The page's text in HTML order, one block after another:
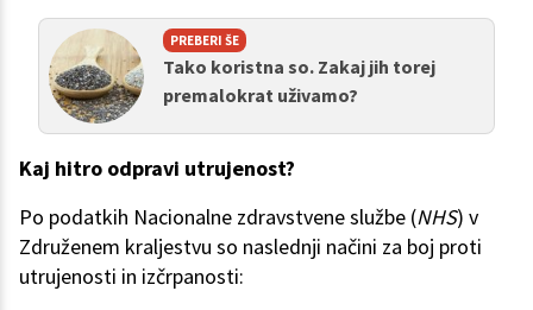
PREBERI ŠE
Tako koristna so. Zakaj jih torej
premalokrat uživamo?
Kaj hitro odpravi utrujenost?
Po podatkih Nacionalne zdravstvene službe (NHS) v
Združenem kraljestvu so naslednji načini za boj proti
utrujenosti in izčrpanosti: